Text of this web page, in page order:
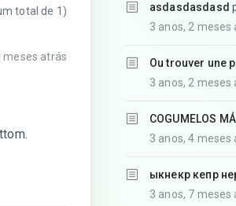
total de 1)
meses atrás
asdasdasdasd
3 anos, 2 meses
Ou trouver une
3 anos, 2 meses
COGUMELOS
3 anos, 4 meses
ыкнекр кепр
3 anos, 7 meses